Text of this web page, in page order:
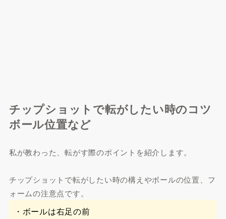
チップショットで転がしたい時のコツ
ボール位置など
私が教わった、転がす際のポイントを紹介します。
チップショットで転がしたい時の構えやボールの位置、フ
ォームの注意点です。
・ボールは右足の前